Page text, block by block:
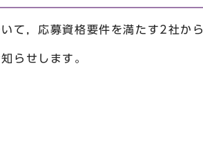
て，応募資格要件を満たす2社から
らせします。